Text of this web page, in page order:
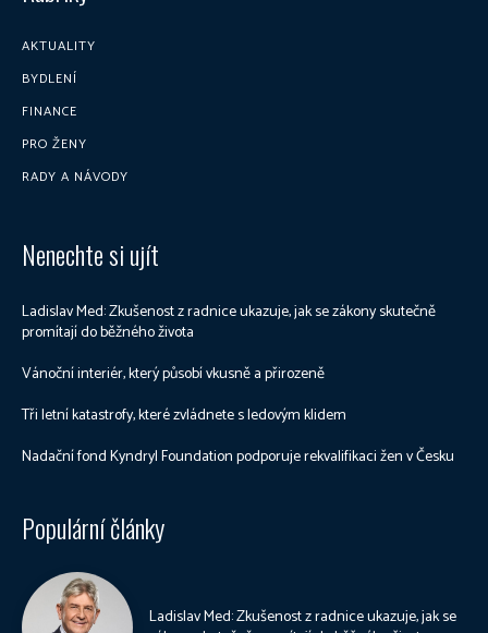
AKTUALITY
BYDLENÍ
FINANCE
PRO ŽENY
RADY A NÁVODY
Nenechte si ujít
Ladislav Med: Zkušenost z radnice ukazuje, jak se zákony skutečně
promítají do běžného života
Vánoční interiér, který působí vkusně a přirozeně
Tři letní katastrofy, které zvládnete s ledovým klidem
Nadační fond Kyndryl Foundation podporuje rekvalifikaci žen v Česku
Populární články
Ladislav Med: Zkušenost z radnice ukazuje, jak se